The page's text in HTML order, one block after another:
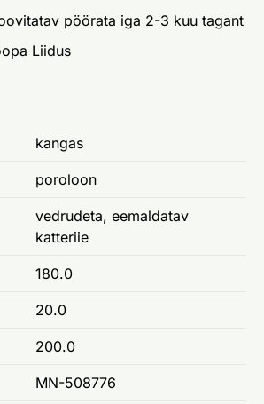
pöörata iga 2-3 kuu tagant
Liidus
kangas
poroloon
vedrudeta, eemaldatav
katteriie
180.0
20.0
200.0
MN-508776